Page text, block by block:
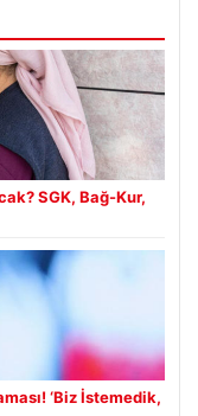
SGK, Bağ-Kur,
‘Biz İstemedik,